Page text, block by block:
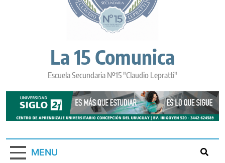
La 15 Comunica
Escuela Secundaria Nº15 "Claudio Lepratti"
MENU